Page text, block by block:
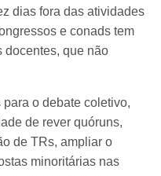
dias fora das atividades
e conads tem
docentes, que não
o debate coletivo,
de rever quóruns,
de TRs, ampliar o
minoritárias nas